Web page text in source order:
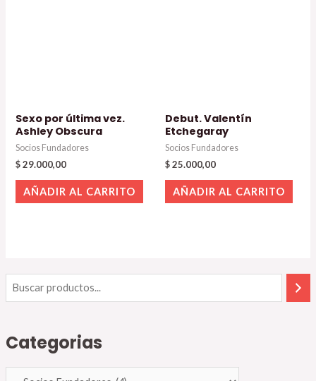
Categorias
Sexo por última vez.
Ashley Obscura
Socios Fundadores
$29.000,00
AÑADIR AL CARRITO
Debut. Valentín
Etchegaray
Socios Fundadores
$25.000,00
AÑADIR AL CARRITO